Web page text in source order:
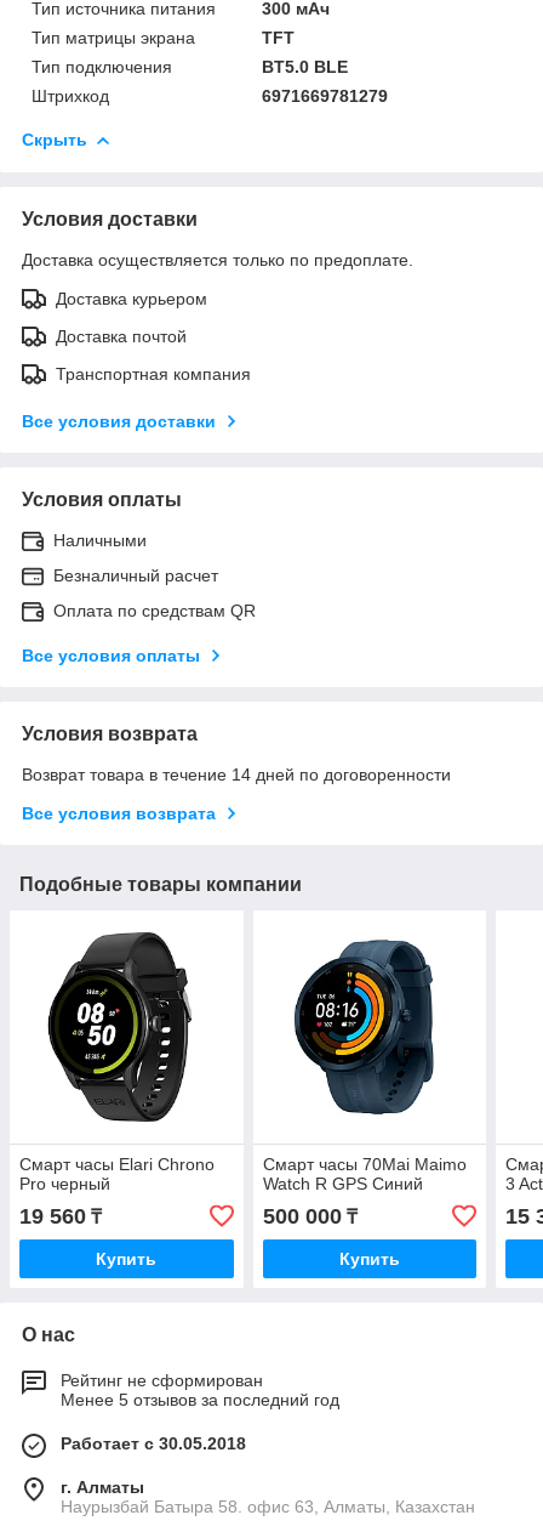
Тип источника питания
300 мАч
Тип матрицы экрана
TFT
Тип подключения
BT5.0 BLE
Штрихкод
6971669781279
Скрыть
Условия доставки
Доставка осуществляется только по предоплате.
Доставка курьером
Доставка почтой
Транспортная компания
Все условия доставки
Условия оплаты
Наличными
Безналичный расчет
Оплата по средствам QR
Все условия оплаты
Условия возврата
Возврат товара в течение 14 дней по договоренности
Все условия возврата
Подобные товары компании
Смарт часы Elari Chrono
Pro черный
19 560 ₸
Купить
Смарт часы 70Mai Maimo
Watch R GPS Синий
500 000₸
Купить
3
15
О нас
Рейтинг не сформирован
Менее 5 отзывов за последний год
Работает с 30.05.2018
г. Алматы
Наурызбай Батыра 58. офис 63, Алматы, Казахстан